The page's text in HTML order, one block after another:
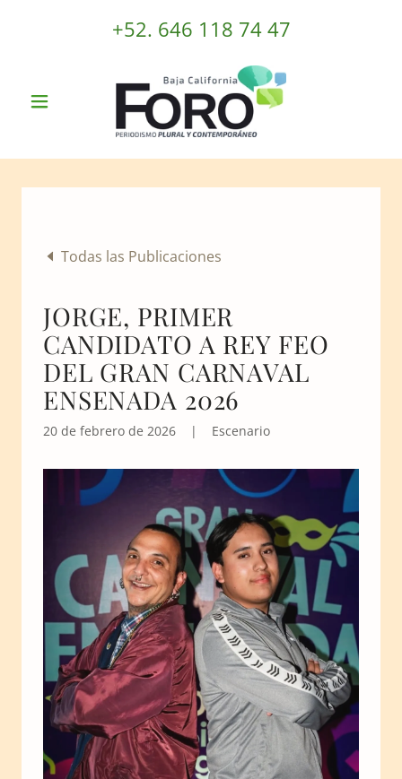
+52. 646 118 74 47
Todas las Publicaciones
JORGE, PRIMER
CANDIDATO A REY FEO
DEL GRAN CARNAVAL
ENSENADA 2026
20 de febrero de 2026 | Escenario